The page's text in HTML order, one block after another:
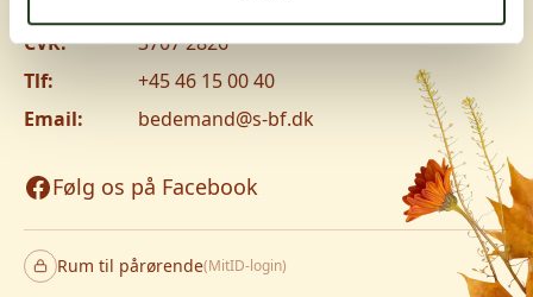
CVR:
3707 2826
Tlf:
+45 46 15 00 40
Email:
bedemand@s-bf.dk
Følg os på Facebook
Rum til pårørende(MitID-login)